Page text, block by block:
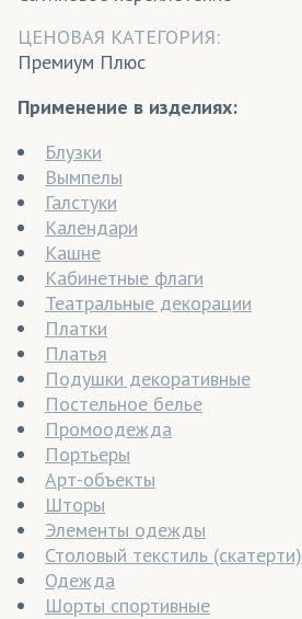
ЦЕНОВАЯ КАТЕГОРИЯ:
Премиум Плюс
Применение в изделиях:
Блузки
Вымпелы
Галстуки
Календари
Кашне
Кабинетные флаги
Театральные декорации
Платки
Платья
Подушки декоративные
Постельное белье
Промоодежда
Портьеры
Арт-объекты
Шторы
Элементы одежды
Столовый текстиль (скатерти)
Одежда
Шорты спортивные